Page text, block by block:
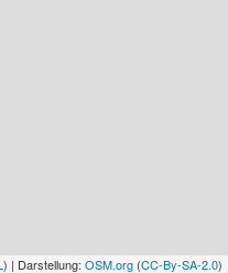
) | Darstellung: OSM.org (CC-By-SA-2.0)